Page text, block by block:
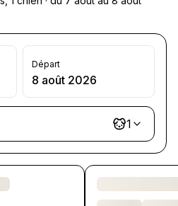
Départ
8 août 2026
1
et des formules…